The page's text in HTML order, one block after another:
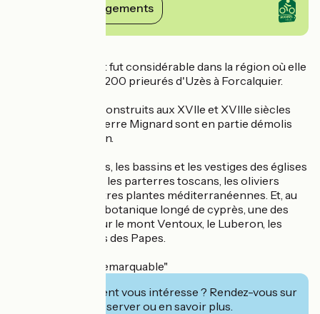
Voir ses engagements
Son rayonnement fut considérable dans la région où elle
possédait plus de 200 prieurés d'Uzès à Forcalquier.
Les bâtiments reconstruits aux XVIIe et XVIIIe siècles
sur les plans de Pierre Mignard sont en partie démolis
après la Révolution.
Entre les terrasses, les bassins et les vestiges des églises
romanes s'étalent les parterres toscans, les oliviers
centenaires et autres plantes méditerranéennes. Et, au
détour du sentier botanique longé de cyprès, une des
plus belles vues sur le mont Ventoux, le Luberon, les
Alpilles et le Palais des Papes.
Labellisé "Jardin remarquable"
Cet établissement vous intéresse ? Rendez-vous sur
leur site pour réserver ou en savoir plus.